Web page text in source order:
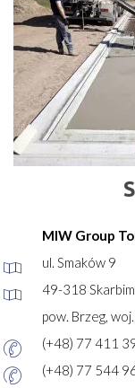
MIW Group
ul. Smaków 9
49-318
pow. Brzeg,
(+48) 77 411
(+48) 77 544